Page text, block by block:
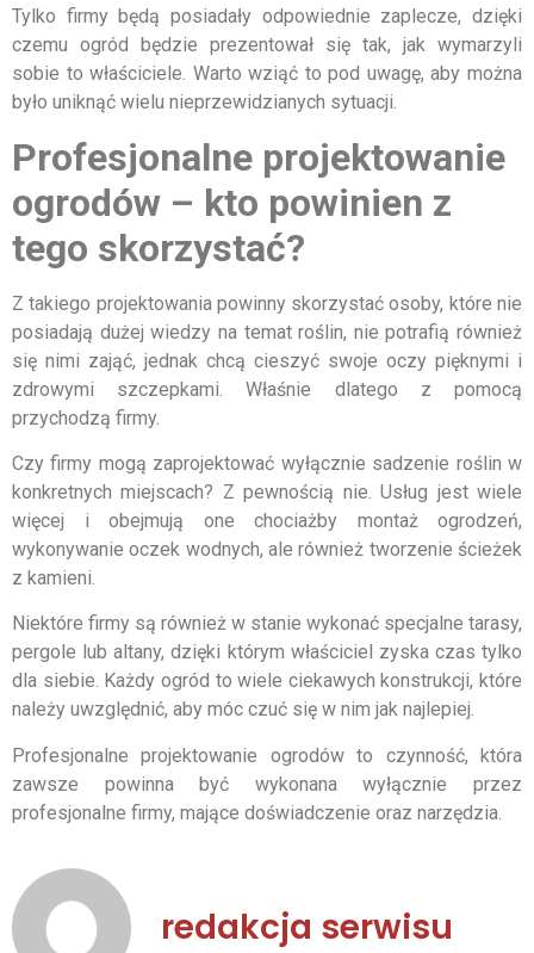
Tylko firmy będą posiadały odpowiednie zaplecze, dzięki
czemu ogród będzie prezentował się tak, jak wymarzyli
sobie to właściciele. Warto wziąć to pod uwagę, aby można
było uniknąć wielu nieprzewidzianych sytuacji.
Profesjonalne projektowanie
ogrodów – kto powinien z
tego skorzystać?
Z takiego projektowania powinny skorzystać osoby, które nie
posiadają dużej wiedzy na temat roślin, nie potrafią również
się nimi zająć, jednak chcą cieszyć swoje oczy pięknymi i
zdrowymi szczepkami. Właśnie dlatego z pomocą
przychodzą firmy.
Czy firmy mogą zaprojektować wyłącznie sadzenie roślin w
konkretnych miejscach? Z pewnością nie. Usług jest wiele
więcej i obejmują one chociażby montaż ogrodzeń,
wykonywanie oczek wodnych, ale również tworzenie ścieżek
z kamieni.
Niektóre firmy są również w stanie wykonać specjalne tarasy,
pergole lub altany, dzięki którym właściciel zyska czas tylko
dla siebie. Każdy ogród to wiele ciekawych konstrukcji, które
należy uwzględnić, aby móc czuć się w nim jak najlepiej.
Profesjonalne projektowanie ogrodów to czynność, która
zawsze powinna być wykonana wyłącznie przez
profesjonalne firmy, mające doświadczenie oraz narzędzia.
redakcja serwisu